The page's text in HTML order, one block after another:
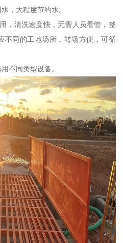
，大程度节约水。
，清洗速度快，无需人员看管，整
不同的工地场所，转场方便，可循
不同类型设备。